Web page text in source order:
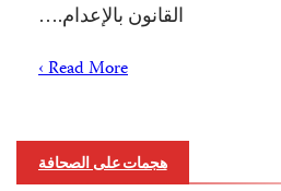
القانون بالإعدام.…
Read More ›
هجمات على الصحافة